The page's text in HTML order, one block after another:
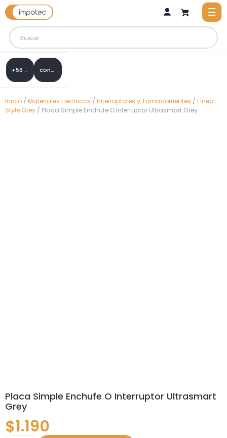
+56 9 8288 0307 contacto@impotec.cl
Inicio / Materiales Eléctricos / Interruptores y Tomacorrientes / Línea
Style Grey / Placa Simple Enchufe O Interruptor Ultrasmart Grey
Placa Simple Enchufe O Interruptor Ultrasmart
Grey
$1.190